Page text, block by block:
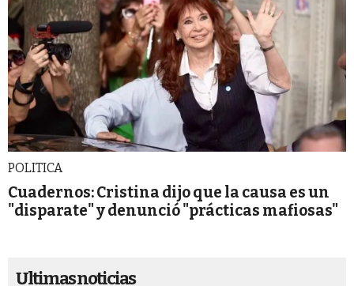
POLITICA
Cuadernos: Cristina dijo que la causa es un
"disparate" y denunció "prácticas mafiosas"
Ultimas noticias